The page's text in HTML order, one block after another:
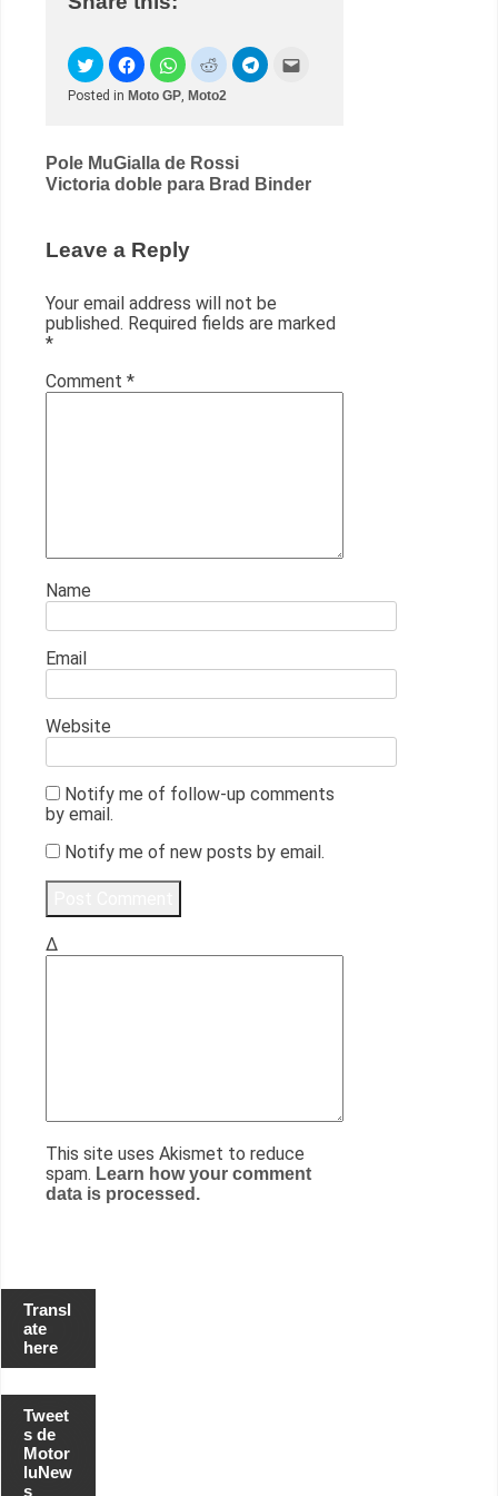
Posted in Moto GP Moto2
Post
navigation
Pole MuGialla de Rossi
Victoria doble para Brad Binder
Leave a Reply
Your email address will not be
published. Required fields are marked
*
Comment *
Name
Email
Website
Notify me of follow-up comments
by email.
Notify me of new posts by email.
Δ
This site uses Akismet to reduce
spam. Learn how your comment
data is processed.
Transl
ate
here
Tweet
s de
Motor
luNew
s